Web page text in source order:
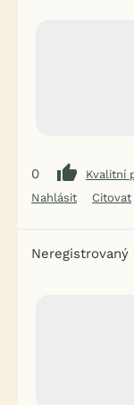
0
Kvalitní
Nahlásit
Citovat